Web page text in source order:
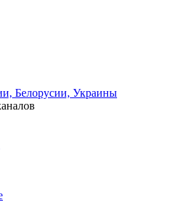
Белорусии, Украины